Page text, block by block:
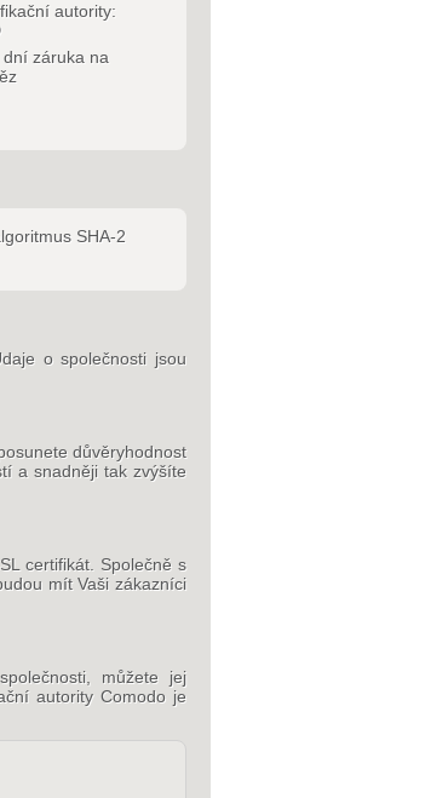
autority:
záruka na
SHA-2
o společnosti jsou
důvěryhodnost
a snadněji tak zvýšíte
certifikát. Společně s
mít Vaši zákazníci
můžete jej
autority Comodo je